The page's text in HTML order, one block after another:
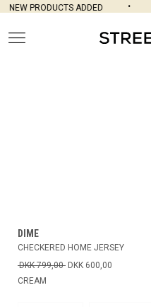
NEW PRODUCTS ADDED
DIME
CHECKERED HOME JERSEY
DKK 799,00 DKK 600,00
CREAM